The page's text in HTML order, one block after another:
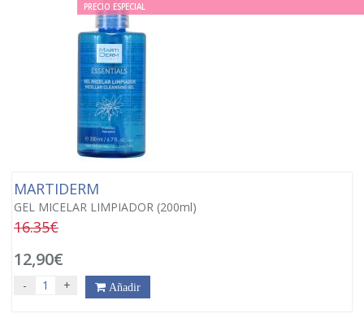
PRECIO ESPECIAL
MARTIDERM
GEL MICELAR LIMPIADOR (200ml)
16.35€
12,90€
- + Añadir